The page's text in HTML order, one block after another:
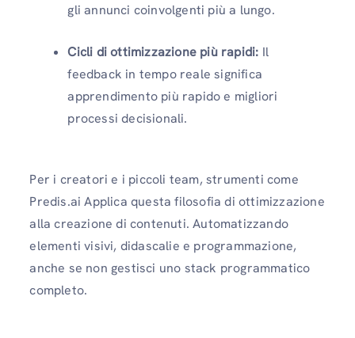
gli annunci coinvolgenti più a lungo.
Cicli di ottimizzazione più rapidi: Il
feedback in tempo reale significa
apprendimento più rapido e migliori
processi decisionali.
Per i creatori e i piccoli team, strumenti come
Predis.ai Applica questa filosofia di ottimizzazione
alla creazione di contenuti. Automatizzando
elementi visivi, didascalie e programmazione,
anche se non gestisci uno stack programmatico
completo.